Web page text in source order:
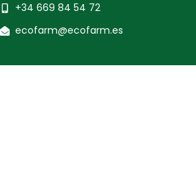
+34 669 84 54 72
ecofarm@ecofarm.es